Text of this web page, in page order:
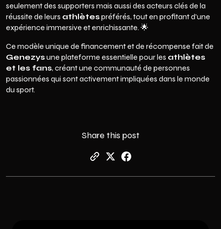
seulement des supporters mais aussi des acteurs clés de la
réussite de leurs athlètespréférés, tout en profitant d'une
expérience immersive et enrichissante. 🌟
Ce modèle unique de financement et de récompense fait de
Genezysune plateforme essentielle pour les athlètes
et les fans, créant une communauté de personnes
passionnées qui sont activement impliquées dans le monde
du sport.
Share this post